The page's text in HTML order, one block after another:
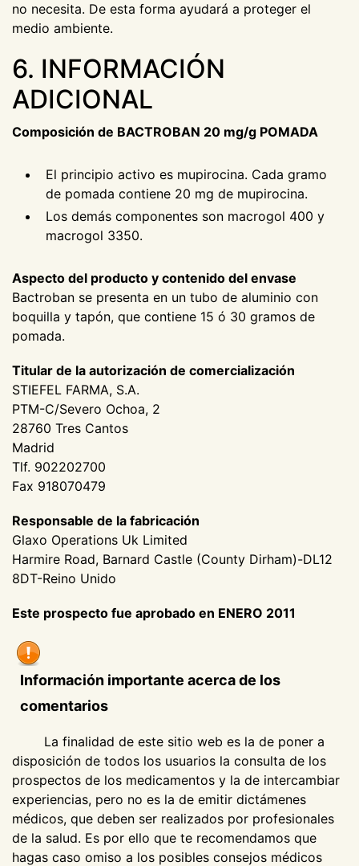
no necesita. De esta forma ayudará a proteger el
medio ambiente.
6. INFORMACIÓN
ADICIONAL
Composición de BACTROBAN 20 mg/g POMADA
El principio activo es mupirocina. Cada gramo
de pomada contiene 20 mg de mupirocina.
Los demás componentes son macrogol 400 y
macrogol 3350.
Aspecto del producto y contenido del envase
Bactroban se presenta en un tubo de aluminio con
boquilla y tapón, que contiene 15 ó 30 gramos de
pomada.
Titular de la autorización de comercialización
STIEFEL FARMA, S.A.
PTM-C/Severo Ochoa, 2
28760 Tres Cantos
Madrid
Tlf. 902202700
Fax 918070479
Responsable de la fabricación
Glaxo Operations Uk Limited
Harmire Road, Barnard Castle (County Dirham)-DL12
8DT-Reino Unido
Este prospecto fue aprobado en ENERO 2011
Información importante acerca de los
comentarios
La finalidad de este sitio web es la de poner a
disposición de todos los usuarios la consulta de los
prospectos de los medicamentos y la de intercambiar
experiencias, pero no es la de emitir dictámenes
médicos, que deben ser realizados por profesionales
de la salud. Es por ello que te recomendamos que
hagas caso omiso a los posibles consejos médicos